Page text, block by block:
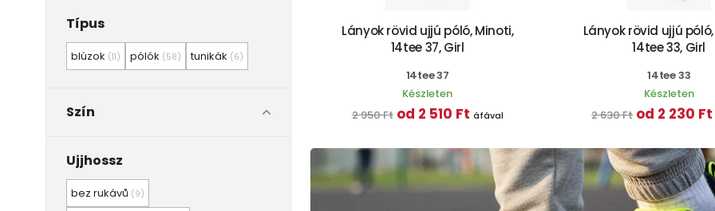
Típus
blúzok (11) pólók (58) tunikák (6)
Szín
Ujjhossz
bez rukávů (9)
Lányok rövid ujjú póló, Minoti,
14tee 37, Girl
14tee 37
Készleten
2 950 Ft od 2 510 Ft áfával
Lányok rövid ujjú
14tee 33, Girl
14tee 33
Készleten
2 630 Ft od 2 230 Ft